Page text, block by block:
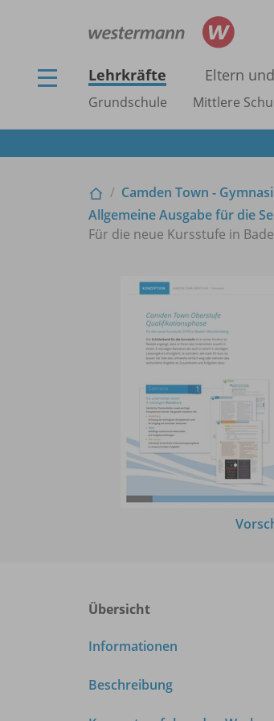
Lehrkräfte Eltern
Grundschule Mittlere
Camden Town -
Allgemeine Ausgabe für die
Für die neue Kursstufe in
Übersicht
Informationen
Beschreibung